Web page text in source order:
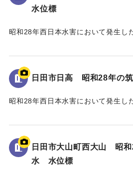
｜固有コード:005430107
水位標
昭和28年西日本水害において発生し
地面から75cmの位置に水位が示され
93.74m」と記されている。
日田市日高 昭和28年の
昭和28年西日本水害において発生し
地面から45cmの位置に水位が示され
97.79m」と記されている。
｜固有コード:005430105
日田市大山町西大山 昭
水 水位標